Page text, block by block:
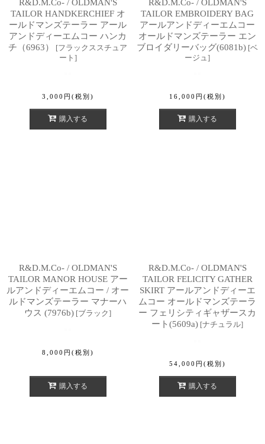
R&D.M.Co- / OLDMAN'S
TAILOR HANDKERCHIEF オ
ールドマンズテーラー アール
アンドディーエムコー ハンカ
チ（6963）
[フラックススチュア
ート ]
3,000 円 (税別)
購入する
R&D.M.Co- / OLDMAN'S
TAILOR EMBROIDERY BAG
アールアンドディーエムコー
オールドマンズテーラー エン
ブロイダリーバッグ(6081b) [ベ
ージュ ]
16,000 円 (税別)
購入する
R&D.M.Co- / OLDMAN'S
TAILOR MANOR HOUSE アー
ルアンドディーエムコー / オー
ルドマンズテーラー マナーハ
ウス (7976b) [ブラック]
8,000 円 (税別)
購入する
R&D.M.Co- / OLDMAN'S
TAILOR FELICITY GATHER
SKIRT アールアンドディーエ
ムコー オールドマンズテーラ
ー フェリシティギャザースカ
ート(5609a) [ナチュラル]
54,000 円 (税別)
購入する